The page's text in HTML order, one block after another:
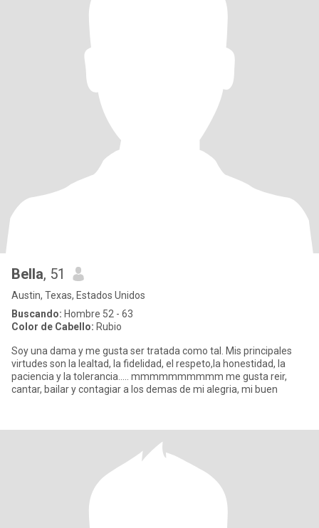
Bella, 51
Austin, Texas, Estados Unidos
Buscando: Hombre 52 - 63
Color de Cabello: Rubio
Soy una dama y me gusta ser tratada como tal. Mis principales
virtudes son la lealtad, la fidelidad, el respeto,la honestidad, la
paciencia y la tolerancia..... mmmmmmmmmm me gusta reir,
cantar, bailar y contagiar a los demas de mi alegria, mi buen